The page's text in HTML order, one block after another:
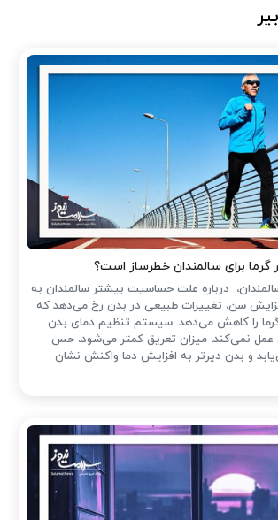
برای سالمندان خطرساز است؟
درباره علت حساسیت بیشتر سالمندان به
سن، تغییرات طبیعی در بدن رخ می‌دهد که
گرما را کاهش می‌دهد. سیستم تنظیم دمای بدن
عمل نمی‌کند، میزان تعریق کمتر می‌شود، حس
و بدن دیرتر به افزایش دما واکنش نشان